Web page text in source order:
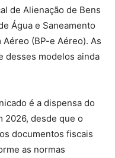
de Alienação de Bens
Água e Saneamento
Aéreo (BP-e Aéreo). As
desses modelos ainda
é a dispensa do
2026, desde que o
documentos fiscais
as normas